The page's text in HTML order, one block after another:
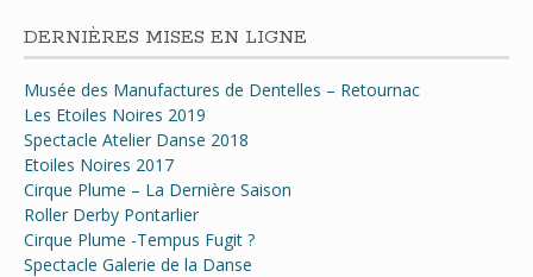
DERNIÈRES MISES EN LIGNE
Musée des Manufactures de Dentelles – Retournac
Les Etoiles Noires 2019
Spectacle Atelier Danse 2018
Etoiles Noires 2017
Cirque Plume – La Dernière Saison
Roller Derby Pontarlier
Cirque Plume -Tempus Fugit ?
Spectacle Galerie de la Danse